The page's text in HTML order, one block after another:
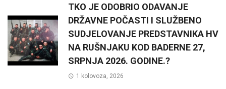
TKO JE ODOBRIO ODAVANJE
DRŽAVNE POČASTI I SLUŽBENO
SUDJELOVANJE PREDSTAVNIKA HV
NA RUŠNJAKU KOD BADERNE 27,
SRPNJA 2026. GODINE.?
1 kolovoza, 2026